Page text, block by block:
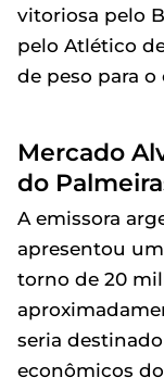
vitoriosa pelo
pelo Atlético
de peso para
Mercado
do
A emissora
apresentou
torno de 20
seria
econômicos